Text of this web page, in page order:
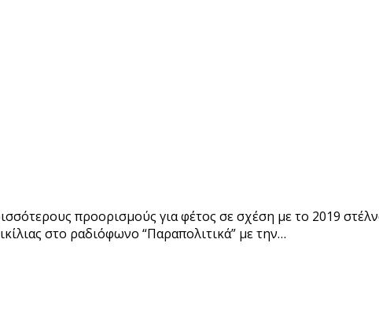
προορισμούς για φέτος σε σχέση με το 2019
στο ραδιόφωνο “Παραπολιτικά” με την…